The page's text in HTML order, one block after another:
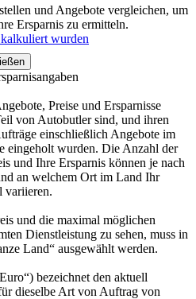
und Angebote vergleichen, um
Ersparnis zu ermitteln.
wurden
Preise und Ersparnisse
von Autobutler sind, und ihren
einschließlich Angebote im
eingeholt wurden. Die Anzahl der
und Ihre Ersparnis können je nach
an welchem Ort im Land Ihr
variieren.
und die maximal möglichen
Dienstleistung zu sehen, muss in
Land“ ausgewählt werden.
bezeichnet den aktuell
dieselbe Art von Auftrag von